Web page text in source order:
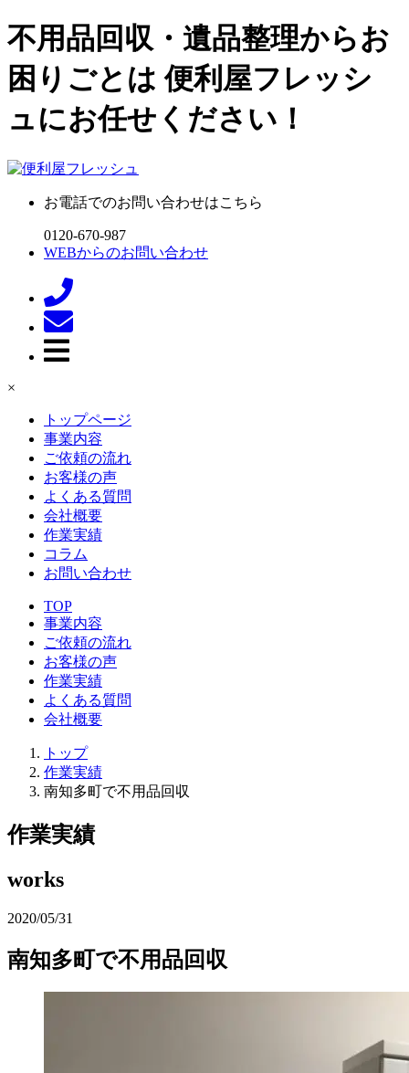
不用品回収・遺品整理からお
困りごとは 便利屋フレッシ
ュにお任せください！
お電話でのお問い合わせはこちら
0120-670-987
WEBからのお問い合わせ
×
トップページ
事業内容
ご依頼の流れ
お客様の声
よくある質問
会社概要
作業実績
コラム
お問い合わせ
TOP
事業内容
ご依頼の流れ
お客様の声
作業実績
よくある質問
会社概要
トップ
作業実績
南知多町で不用品回収
作業実績
works
2020/05/31
南知多町で不用品回収